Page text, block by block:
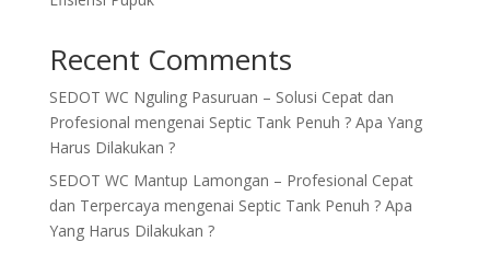
Recent Comments
SEDOT WC Nguling Pasuruan – Solusi Cepat dan
Profesional mengenai Septic Tank Penuh ? Apa Yang
Harus Dilakukan ?
SEDOT WC Mantup Lamongan – Profesional Cepat
dan Terpercaya mengenai Septic Tank Penuh ? Apa
Yang Harus Dilakukan ?